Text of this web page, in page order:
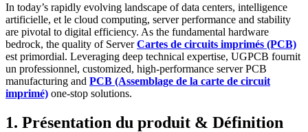
In today’s rapidly evolving landscape of data centers, intelligence
artificielle, et le cloud computing, server performance and stability
are pivotal to digital efficiency. As the fundamental hardware
bedrock, the quality of Server Cartes de circuits imprimés (PCB)
est primordial. Leveraging deep technical expertise, UGPCB fournit
un professionnel, customized, high-performance server PCB
manufacturing and PCB (Assemblage de la carte de circuit
imprimé) one-stop solutions.
1. Présentation du produit & Définition